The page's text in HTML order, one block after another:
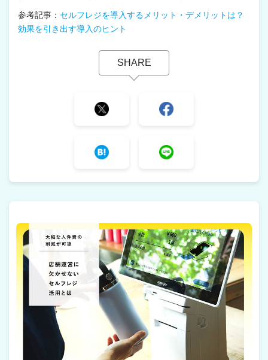
参考記事： セルフレジを導入するメリット・デメリットは？
効果を引き出す導入のヒント